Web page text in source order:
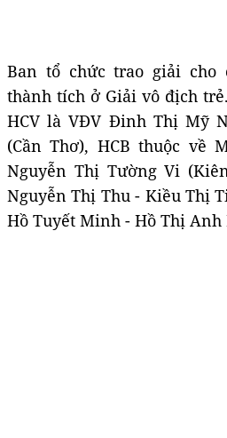
Ban tổ chức trao giải cho
thành tích ở Giải vô địch
HCV là VĐV Đinh Thị Mỹ
(Cần Thơ), HCB thuộc về
Nguyễn Thị Tường Vi
Nguyễn Thị Thu - Kiều Thị
Hồ Tuyết Minh - Hồ Thị Anh